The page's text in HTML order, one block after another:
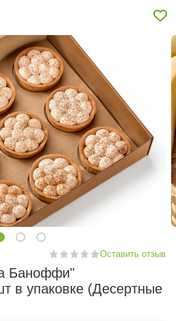
Оставить отзыв
Баноффи"
в упаковке (Десертные